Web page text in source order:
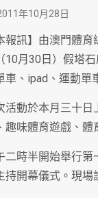
年10月28日
報訊】由澳門體
10月30日）假塔
車、ipad、運動單
活動於本月三十
趣味體育遊戲、體
二時半開始舉行
持開幕儀式。現場